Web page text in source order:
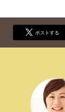
ポストする